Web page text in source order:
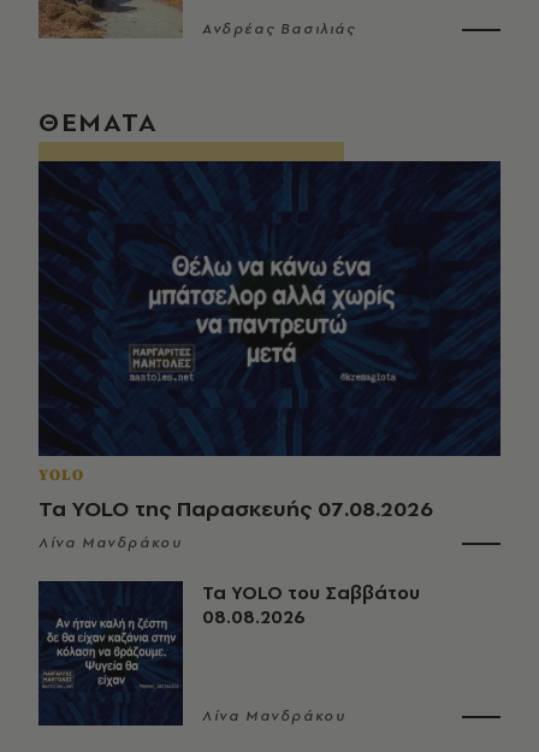
Ανδρέας Βασιλιάς
ΘΕΜΑΤΑ
YOLO
Τα YOLO της Παρασκευής 07.08.2026
Λίνα Μανδράκου
Τα YOLO του Σαββάτου
08.08.2026
Λίνα Μανδράκου